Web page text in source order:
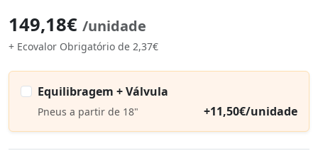
149,18€ /unidade
+ Ecovalor Obrigatório de 2,37€
Equilibragem + Válvula
Pneus a partir de 18" +11,50€/unidade